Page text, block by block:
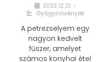
2023.12.21. •
Gyógynövények
A petrezselyem egy
nagyon kedvelt
fűszer, amelyet
számos konyhai étel